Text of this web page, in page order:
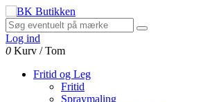
Log ind
0 Kurv /Tom
Fritid og Leg
Fritid
Spraymaling